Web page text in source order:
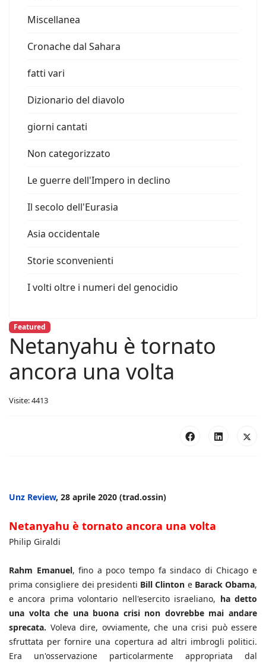
Miscellanea
Cronache dal Sahara
fatti vari
Dizionario del diavolo
giorni cantati
Non categorizzato
Le guerre dell'Impero in declino
Il secolo dell'Eurasia
Asia occidentale
Storie sconvenienti
I volti oltre i numeri del genocidio
Featured
Netanyahu è tornato
ancora una volta
Visite: 4413
Unz Review, 28 aprile 2020 (trad.ossin)
Netanyahu è tornato ancora una volta
Philip Giraldi
Rahm Emanuel, fino a poco tempo fa sindaco di Chicago e
prima consigliere dei presidenti Bill Clinton e Barack Obama,
e ancora prima volontario nell'esercito israeliano, ha detto
una volta che una buona crisi non dovrebbe mai andare
sprecata. Voleva dire, ovviamente, che una crisi può essere
sfruttata per fornire una copertura ad altri imbrogli politici.
Era un'osservazione particolarmente appropriata dal